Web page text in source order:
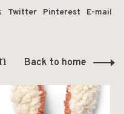
Twitter Pinterest E-mail
Back to home